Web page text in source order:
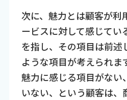
次に、魅力とは顧客が利
ービスに対して感じてい
を指し、その項目は前述
ような項目が考えられま
魅力に感じる項目がない
いない、という顧客は、